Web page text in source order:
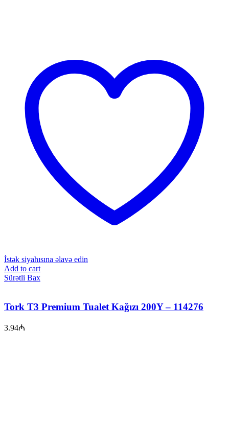
İstək siyahısına əlavə edin
Add to cart
Sürətli Bax
Tork T3 Premium Tualet Kağızı 200Y – 114276
3.94₼